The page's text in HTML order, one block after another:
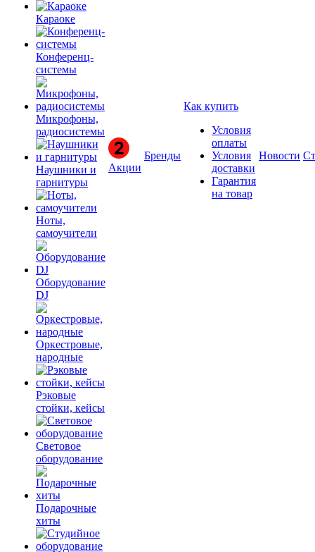
Караоке
Конференц-
системы
Микрофоны,
радиосистемы
Наушники и
гарнитуры
Ноты,
самоучители
Оборудование
DJ
Оркестровые,
народные
Рэковые
стойки, кейсы
Световое
оборудование
Подарочные
хиты
Акции
Бренды
Как купить
Условия
оплаты
Условия
доставки
Гарантия
на товар
Новости